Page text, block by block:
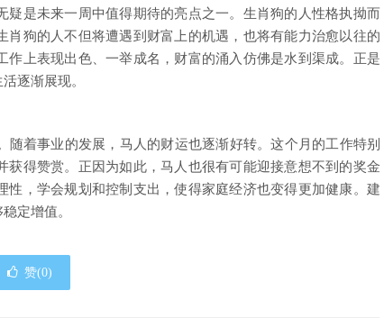
是未来一周中值得期待的亮点之一。生肖狗的人性格执拗而
狗的人不但将遭遇到财富上的机遇，也将有能力治愈以往的
上表现出色、一举成名，财富的涌入仿佛是水到渠成。正是
逐渐展现。
着事业的发展，马人的财运也逐渐好转。这个月的工作特别
得赞赏。正因为如此，马人也很有可能迎接意想不到的奖金
，学会规划和控制支出，使得家庭经济也变得更加健康。建
定增值。
赞(0)